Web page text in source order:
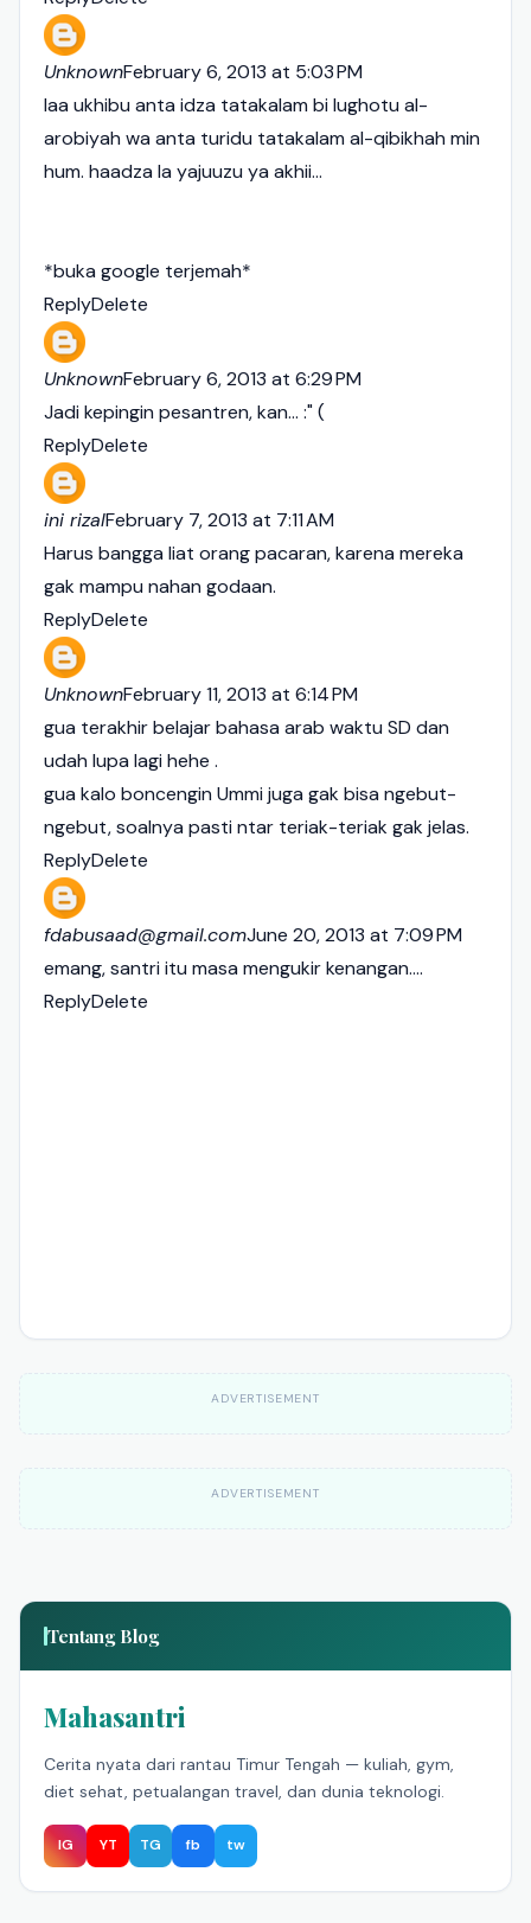
UnknownFebruary 6, 2013 at 5:03 PM
laa ukhibu anta idza tatakalam bi lughotu al-
arobiyah wa anta turidu tatakalam al-qibikhah min
hum. haadza la yajuuzu ya akhii...
*buka google terjemah*
ReplyDelete
UnknownFebruary 6, 2013 at 6:29 PM
Jadi kepingin pesantren, kan... :" (
ReplyDelete
ini rizalFebruary 7, 2013 at 7:11 AM
Harus bangga liat orang pacaran, karena mereka
gak mampu nahan godaan.
ReplyDelete
UnknownFebruary 11, 2013 at 6:14 PM
gua terakhir belajar bahasa arab waktu SD dan
udah lupa lagi hehe .
gua kalo boncengin Ummi juga gak bisa ngebut-
ngebut, soalnya pasti ntar teriak-teriak gak jelas.
ReplyDelete
fdabusaad@gmail.comJune 20, 2013 at 7:09 PM
emang, santri itu masa mengukir kenangan....
ReplyDelete
ADVERTISEMENT
ADVERTISEMENT
Tentang Blog
Mahasantri
Cerita nyata dari rantau Timur Tengah — kuliah, gym,
diet sehat, petualangan travel, dan dunia teknologi.
IG YT TG fb tw